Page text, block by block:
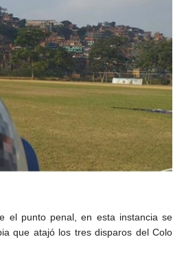
el punto penal, en esta instancia se
que atajó los tres disparos del Colo